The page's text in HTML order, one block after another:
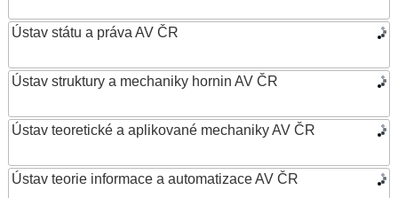
Ústav státu a práva AV ČR
Ústav struktury a mechaniky hornin AV ČR
Ústav teoretické a aplikované mechaniky AV ČR
Ústav teorie informace a automatizace AV ČR